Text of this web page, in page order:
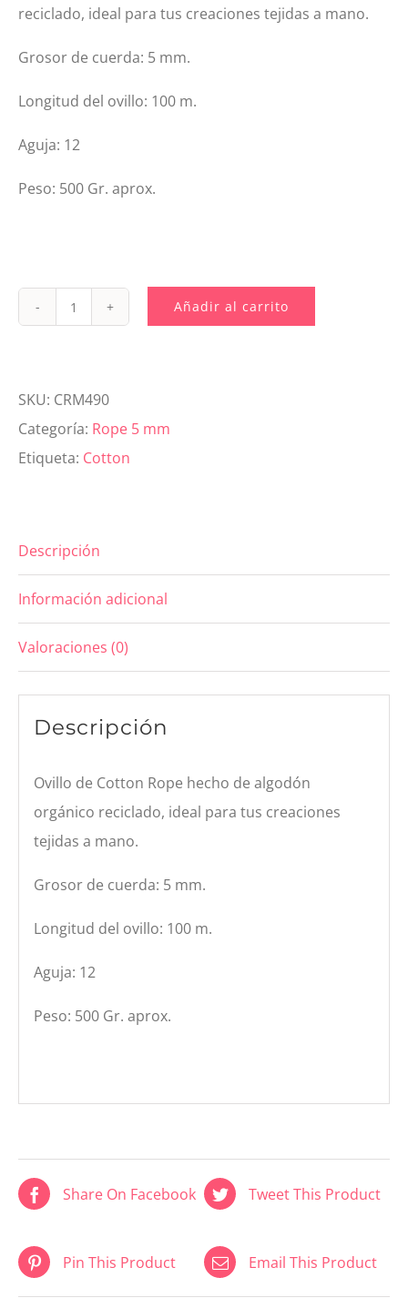
reciclado, ideal para tus creaciones tejidas a mano.
Grosor de cuerda: 5 mm.
Longitud del ovillo: 100 m.
Aguja: 12
Peso: 500 Gr. aprox.
CRM490
5
mm
Azul
Añadir al carrito
SKU: CRM490
Categoría: Rope 5 mm
Etiqueta: Cotton
Descripción
Información adicional
Valoraciones (0)
Descripción
Ovillo de Cotton Rope hecho de algodón
orgánico reciclado, ideal para tus creaciones
tejidas a mano.
Grosor de cuerda: 5 mm.
Longitud del ovillo: 100 m.
Aguja: 12
Peso: 500 Gr. aprox.
Share On Facebook Tweet This Product
Pin This Product Email This Product